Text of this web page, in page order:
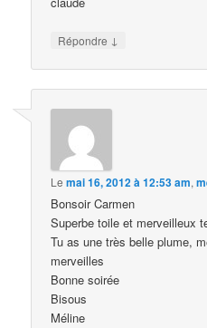
Répondre ↓
Lemai 16, 2012 à 12:53 am,
Bonsoir Carmen
Superbe toile et merveilleux
Tu as une très belle plume,
merveilles
Bonne soirée
Bisous
Méline